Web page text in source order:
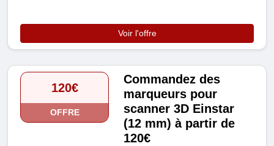
Voir l'offre
120€
OFFRE
Commandez des
marqueurs pour
scanner 3D Einstar
(12 mm) à partir de
120€